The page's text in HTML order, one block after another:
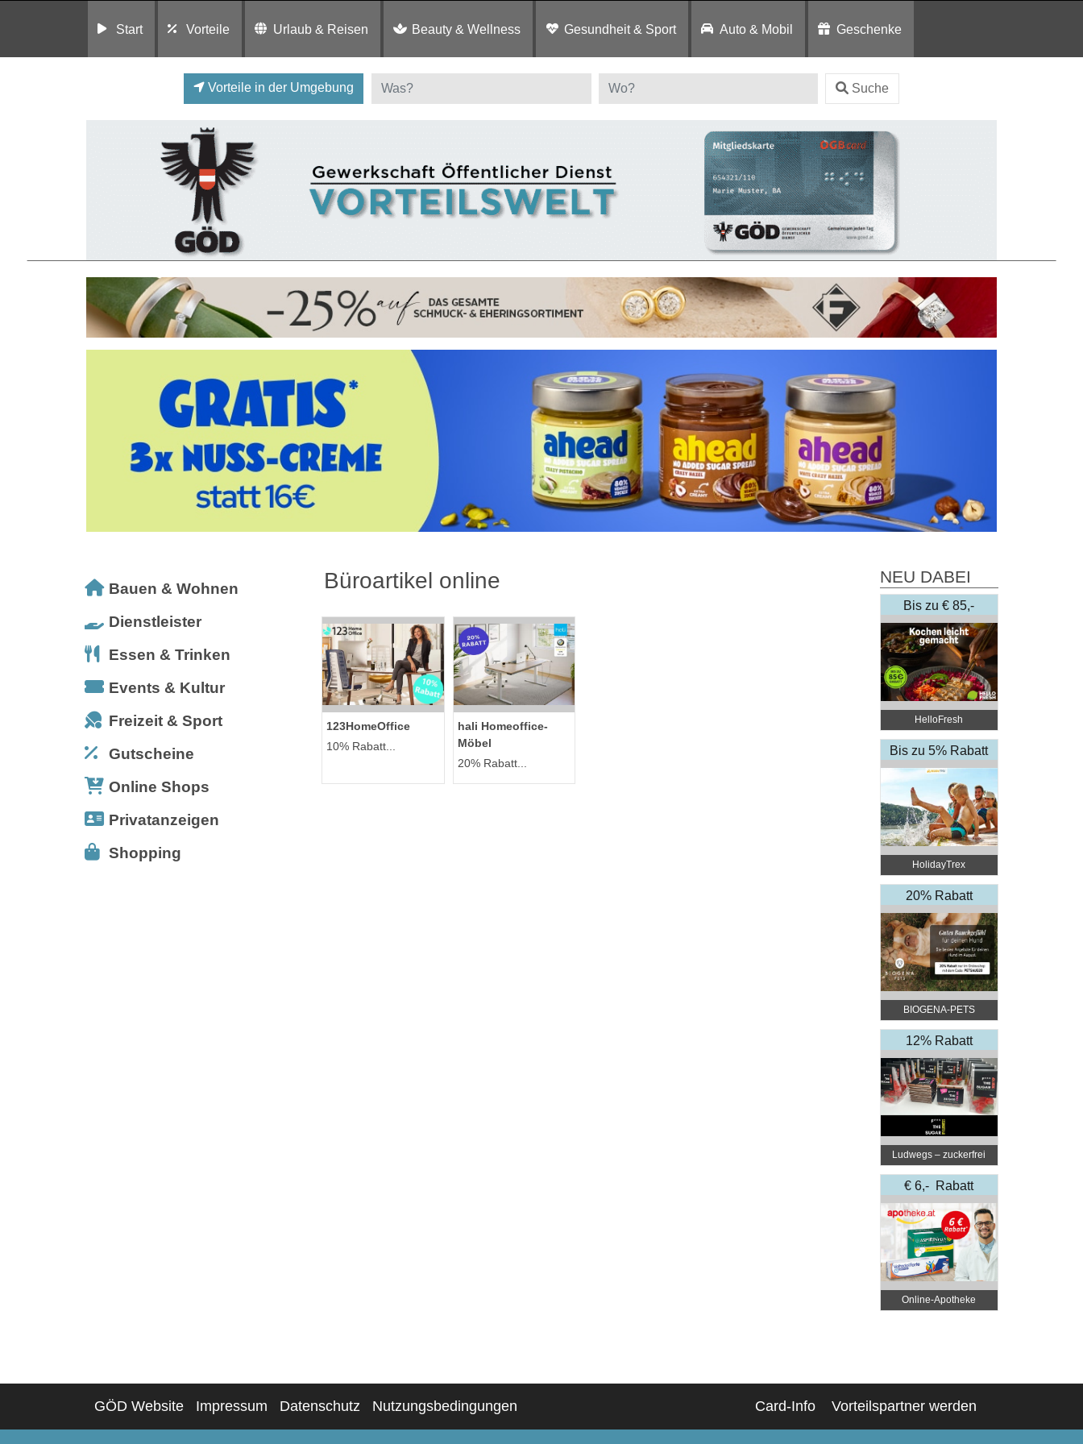
Start Vorteile Urlaub & Reisen Beauty & Wellness Gesundheit & Sport Auto & Mobil Geschenke
Vorteile in der Umgebung Suche
Bauen & Wohnen
Dienstleister
Essen & Trinken
Events & Kultur
Freizeit & Sport
Gutscheine
Online Shops
Privatanzeigen
Shopping
Büroartikel online
123HomeOffice
10% Rabatt...
hali Homeoffice-
Möbel
20% Rabatt...
NEU DABEI
Bis zu € 85,-
Rabatt
HelloFresh
Bis zu 5% Rabatt
HolidayTrex
20% Rabatt
BIOGENA-PETS
12% Rabatt
Ludwegs – zuckerfrei
leben
€ 6,- Rabatt
Online‑Apotheke
GÖD Website Impressum Datenschutz Nutzungsbedingungen Card-Info Vorteilspartner werden